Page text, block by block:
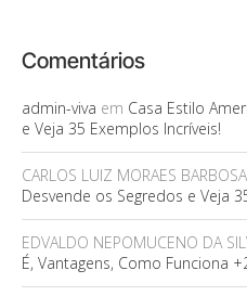
Comentários
admin-viva em Casa Estilo
e Veja 35 Exemplos Incríveis!
CARLOS LUIZ MORAES BARBOSA
Desvende os Segredos e Veja
EDVALDO NEPOMUCENO DA
É, Vantagens, Como Funciona